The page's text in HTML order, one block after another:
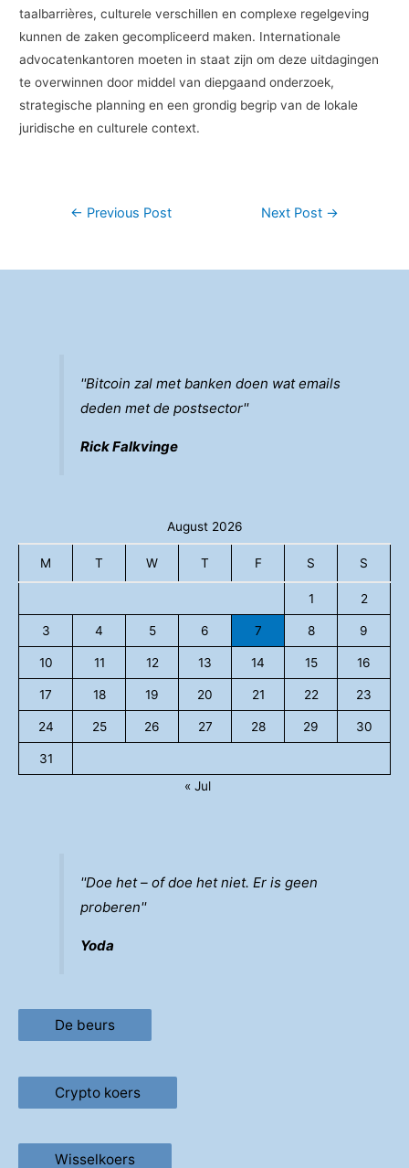
taalbarrières, culturele verschillen en complexe regelgeving
kunnen de zaken gecompliceerd maken. Internationale
advocatenkantoren moeten in staat zijn om deze uitdagingen
te overwinnen door middel van diepgaand onderzoek,
strategische planning en een grondig begrip van de lokale
juridische en culturele context.
Post
← Previous Post Next Post →
''Bitcoin zal met banken doen wat emails
deden met de postsector''
Rick Falkvinge
August 2026
M T W T F S S
1 2
3 4 5 6 7 8 9
10 11 12 13 14 15 16
17 18 19 20 21 22 23
24 25 26 27 28 29 30
31
« Jul
''Doe het – of doe het niet. Er is geen
proberen''
Yoda
De beurs
Crypto koers
Wisselkoers